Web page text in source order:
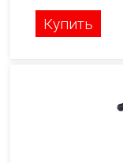
Купить